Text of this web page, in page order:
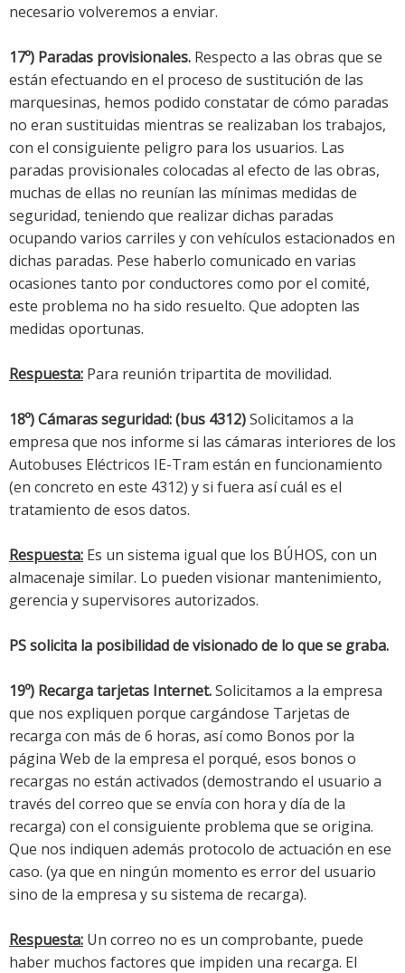
necesario volveremos a enviar.
17º) Paradas provisionales. Respecto a las obras que se
están efectuando en el proceso de sustitución de las
marquesinas, hemos podido constatar de cómo paradas
no eran sustituidas mientras se realizaban los trabajos,
con el consiguiente peligro para los usuarios. Las
paradas provisionales colocadas al efecto de las obras,
muchas de ellas no reunían las mínimas medidas de
seguridad, teniendo que realizar dichas paradas
ocupando varios carriles y con vehículos estacionados en
dichas paradas. Pese haberlo comunicado en varias
ocasiones tanto por conductores como por el comité,
este problema no ha sido resuelto. Que adopten las
medidas oportunas.
Respuesta: Para reunión tripartita de movilidad.
18º) Cámaras seguridad: (bus 4312)Solicitamos a la
empresa que nos informe si las cámaras interiores de los
Autobuses Eléctricos IE-Tram están en funcionamiento
(en concreto en este 4312) y si fuera así cuál es el
tratamiento de esos datos.
Respuesta: Es un sistema igual que los BÚHOS, con un
almacenaje similar. Lo pueden visionar mantenimiento,
gerencia y supervisores autorizados.
PS solicita la posibilidad de visionado de lo que se graba.
19º) Recarga tarjetas Internet.Solicitamos a la empresa
que nos expliquen porque cargándose Tarjetas de
recarga con más de 6 horas, así como Bonos por la
página Web de la empresa el porqué, esos bonos o
recargas no están activados (demostrando el usuario a
través del correo que se envía con hora y día de la
recarga) con el consiguiente problema que se origina.
Que nos indiquen además protocolo de actuación en ese
caso. (ya que en ningún momento es error del usuario
sino de la empresa y su sistema de recarga).
Respuesta: Un correo no es un comprobante, puede
haber muchos factores que impiden una recarga. El